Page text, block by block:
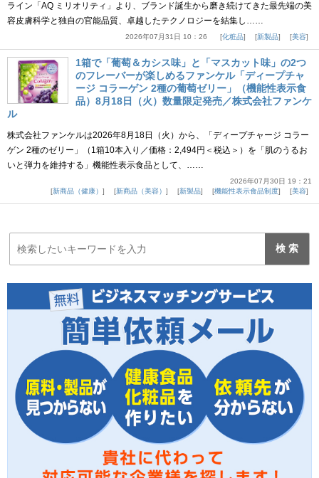
ライン「AQ ミリオリティ」より、ブランド誕生から磨き続けてきた最先端の美
容皮膚科学と独自の官能品質、卓越したテクノロジーを結集し……
2026年07月31日 10：26 化粧品 新製品 美容
1箱で「葡萄＆カシス味」と「マスカット味」の2つ
のフレーバーが楽しめるファンケル「ディープチャ
ージ コラーゲン 2種の葡萄ゼリー」（機能性表示食
品）8月18日（火）数量限定発売／株式会社ファンケ
ル
株式会社ファンケルは2026年8月18日（火）から、「ディープチャージ コラー
ゲン 2種のゼリー」（1箱10本入り／価格：2,494円＜税込＞）を「肌のうるお
いと弾力を維持する」機能性表示食品として、……
2026年07月30日 19：21
新商品（健康）
新商品（美容） 新製品 機能性表示食品制度 美容